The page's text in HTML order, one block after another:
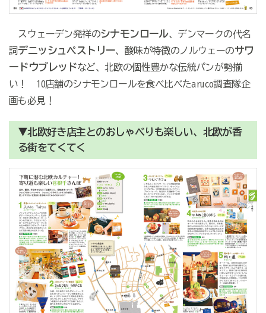
スウェーデン発祥のシナモンロール、デンマークの代名
詞デニッシュぺストリー、酸味が特徴のノルウェーのサワ
ードウブレッドなど、北欧の個性豊かな伝統パンが勢揃
い！ 10店舗のシナモンロールを食べ比べたaruco調査隊企
画も必見！
▼北欧好き店主とのおしゃべりも楽しい、北欧が香
る街をてくてく